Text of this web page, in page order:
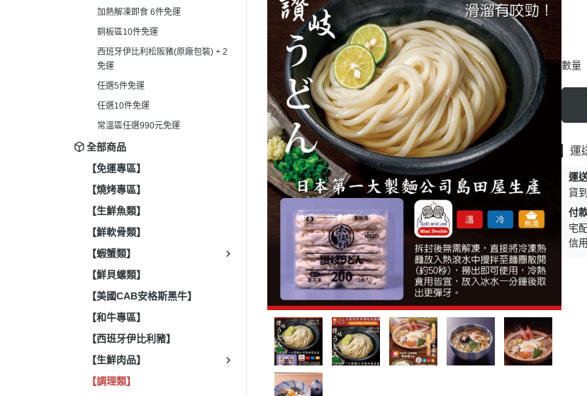
加熱解凍即食 6件免運
銅板區10件免運
西班牙伊比利松阪豬(原廠包裝) + 2
免運
任選5件免運
任選10件免運
常溫區任選990元免運
全部商品
【免運專區】
【燒烤專區】
【生鮮魚類】
【鮮軟骨類】
【蝦蟹類】
【鮮貝螺類】
【美國CAB安格斯黑牛】
【和牛專區】
【西班牙伊比利豬】
【生鮮肉品】
【調理類】
數量
運
運
貨
付
宅
信